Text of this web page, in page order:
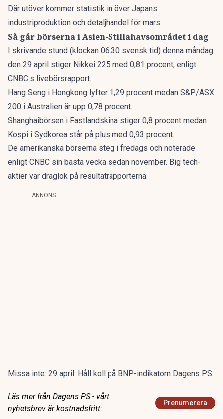
Där utöver kommer statistik in över Japans
industriproduktion och detaljhandel för mars.
Så går börserna i Asien-Stillahavsområdet i dag
I skrivande stund (klockan 06.30 svensk tid) denna måndag
den 29 april stiger Nikkei 225 med 0,81 procent, enligt
CNBC:s livebörsrapport.
Hang Seng i Hongkong lyfter 1,29 procent medan S&P/ASX
200 i Australien är upp 0,78 procent.
Shanghaibörsen i Fastlandskina stiger 0,8 procent medan
Kospi i Sydkorea står på plus med 0,93 procent.
De amerikanska börserna steg i fredags och noterade
enligt CNBC sin bästa vecka sedan november. Big tech-
aktier var draglok på resultatrapporterna.
ANNONS
Missa inte: 29 april: Håll koll på BNP-indikatorn Dagens PS
Läs mer från Dagens PS - vårt
nyhetsbrev är kostnadsfritt:
Prenumerera